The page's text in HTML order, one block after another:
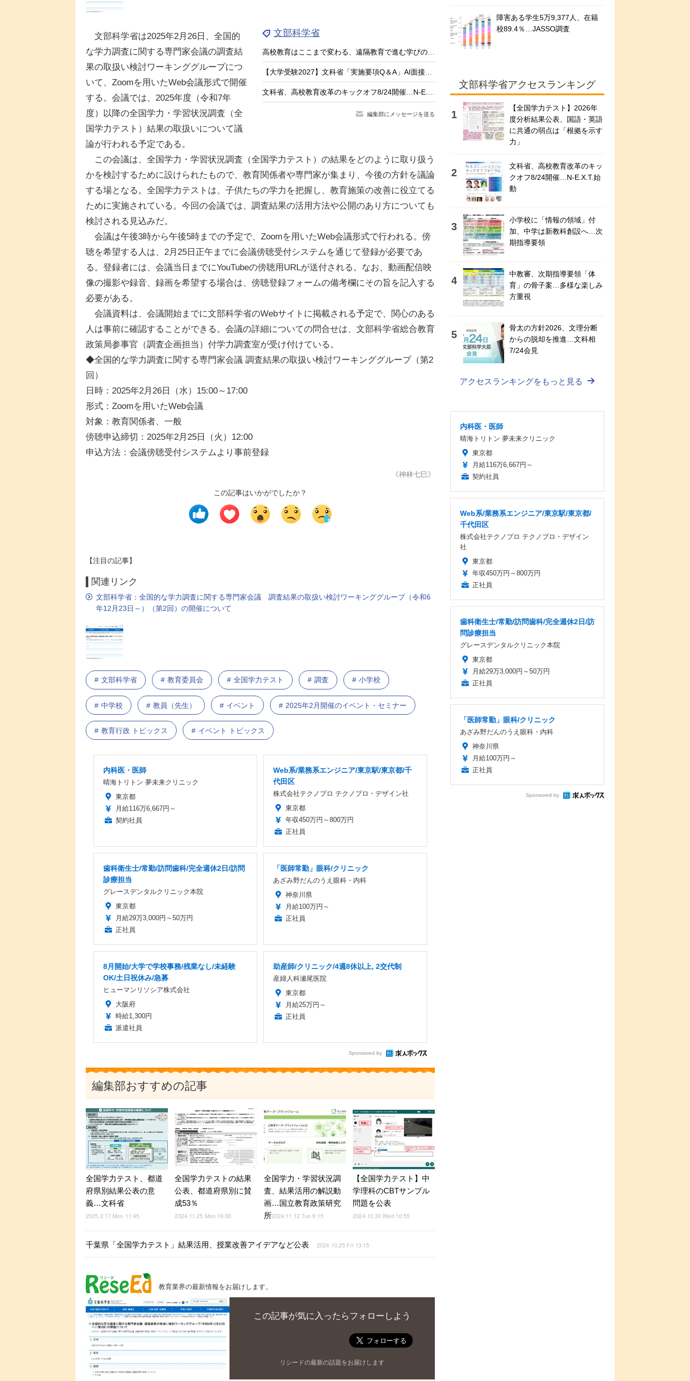
文部科学省
高校教育はここまで変わる、遠隔教育で進む学びのアップデート
【大学受験2027】文科省「実施要項Q＆A」AI面接不可など面接ルール明確化
文科省、高校教育改革のキックオフ8/24開催…N-E.X.T.始動
編集部にメッセージを送る
文部科学省は2025年2月26日、全国的
な学力調査に関する専門家会議の調査結
果の取扱い検討ワーキンググループにつ
いて、Zoomを用いたWeb会議形式で開催
する。会議では、2025年度（令和7年
度）以降の全国学力・学習状況調査（全
国学力テスト）結果の取扱いについて議
論が行われる予定である。
この会議は、全国学力・学習状況調査（全国学力テスト）の結果をどのように取り扱う
かを検討するために設けられたもので、教育関係者や専門家が集まり、今後の方針を議論
する場となる。全国学力テストは、子供たちの学力を把握し、教育施策の改善に役立てる
ために実施されている。今回の会議では、調査結果の活用方法や公開のあり方についても
検討される見込みだ。
会議は午後3時から午後5時までの予定で、Zoomを用いたWeb会議形式で行われる。傍
聴を希望する人は、2月25日正午までに会議傍聴受付システムを通じて登録が必要であ
る。登録者には、会議当日までにYouTubeの傍聴用URLが送付される。なお、動画配信映
像の撮影や録音、録画を希望する場合は、傍聴登録フォームの備考欄にその旨を記入する
必要がある。
会議資料は、会議開始までに文部科学省のWebサイトに掲載される予定で、関心のある
人は事前に確認することができる。会議の詳細についての問合せは、文部科学省総合教育
政策局参事官（調査企画担当）付学力調査室が受け付けている。
◆全国的な学力調査に関する専門家会議 調査結果の取扱い検討ワーキンググループ（第2
回）
日時：2025年2月26日（水）15:00～17:00
形式：Zoomを用いたWeb会議
対象：教育関係者、一般
傍聴申込締切：2025年2月25日（火）12:00
申込方法：会議傍聴受付システムより事前登録
《神林七巳》
この記事はいかがでしたか？
【注目の記事】
関連リンク
文部科学省：全国的な学力調査に関する専門家会議 調査結果の取扱い検討ワーキンググループ（令和6
年12月23日～）（第2回）の開催について
文部科学省 教育委員会 全国学力テスト 調査 小学校
中学校 教員（先生） イベント 2025年2月開催のイベント・セミナー
教育行政 トピックス イベント トピックス
内科医・医師
晴海トリトン 夢未来クリニック
東京都
月給116万6,667円～
契約社員
Web系/業務系エンジニア/東京駅/東京都/千
代田区
株式会社テクノプロ テクノプロ・デザイン社
東京都
年収450万円～800万円
正社員
歯科衛生士/常勤/訪問歯科/完全週休2日/訪問
診療担当
グレースデンタルクリニック本院
東京都
月給29万3,000円～50万円
正社員
「医師常勤」眼科/クリニック
あざみ野だんのうえ眼科・内科
神奈川県
月給100万円～
正社員
8月開始/大学で学校事務/残業なし/未経験
OK/土日祝休み/急募
ヒューマンリソシア株式会社
大阪府
時給1,300円
派遣社員
助産師/クリニック/4週8休以上, 2交代制
産婦人科瀬尾医院
東京都
月給25万円～
正社員
Sponsored by
編集部おすすめの記事
全国学力テスト、都道
府県別結果公表の意
義…文科省
2025.2.17 Mon 11:45
全国学力テストの結果
公表、都道府県別に賛
成53％
2024.11.25 Mon 16:30
全国学力・学習状況調
査、結果活用の解説動
画…国立教育政策研究
所2024.11.12 Tue 9:15
【全国学力テスト】中
学理科のCBTサンプル
問題を公表
2024.10.30 Wed 10:55
千葉県「全国学力テスト」結果活用、授業改善アイデアなど公表 2024.10.25 Fri 13:15
教育業界の最新情報をお届けします。
この記事が気に入ったらフォローしよう
リシードの最新の話題をお届けします
障害ある学生5万9,377人、在籍
校89.4％…JASSO調査
文部科学省アクセスランキング
【全国学力テスト】2026年
度分析結果公表、国語・英語
に共通の弱点は「根拠を示す
力」
文科省、高校教育改革のキッ
クオフ8/24開催…N-E.X.T.始
動
小学校に「情報の領域」付
加、中学は新教科創設へ…次
期指導要領
中教審、次期指導要領「体
育」の骨子案…多様な楽しみ
方重視
骨太の方針2026、文理分断
からの脱却を推進…文科相
7/24会見
アクセスランキングをもっと見る
内科医・医師
晴海トリトン 夢未来クリニック
東京都
月給116万6,667円～
契約社員
Web系/業務系エンジニア/東京駅/東京都/
千代田区
株式会社テクノプロ テクノプロ・デザイン
社
東京都
年収450万円～800万円
正社員
歯科衛生士/常勤/訪問歯科/完全週休2日/訪
問診療担当
グレースデンタルクリニック本院
東京都
月給29万3,000円～50万円
正社員
「医師常勤」眼科/クリニック
あざみ野だんのうえ眼科・内科
神奈川県
月給100万円～
正社員
Sponsored by